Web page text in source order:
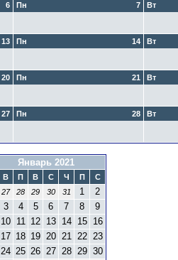
6 7
Пн Вт
13 14
Пн Вт
20 21
Пн Вт
27 28
Пн Вт
Январь 2021
В П В С Ч П
С
27 28 29 30 31 1 2
3 4 5 6 7 8 9
10 11 12 13 14 15 16
17 18 19 20 21 22 23
24 25 26 27 28 29 30